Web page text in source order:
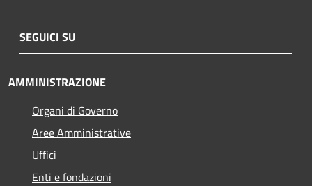
SEGUICI SU
AMMINISTRAZIONE
Organi di Governo
Aree Amministrative
Uffici
Enti e fondazioni